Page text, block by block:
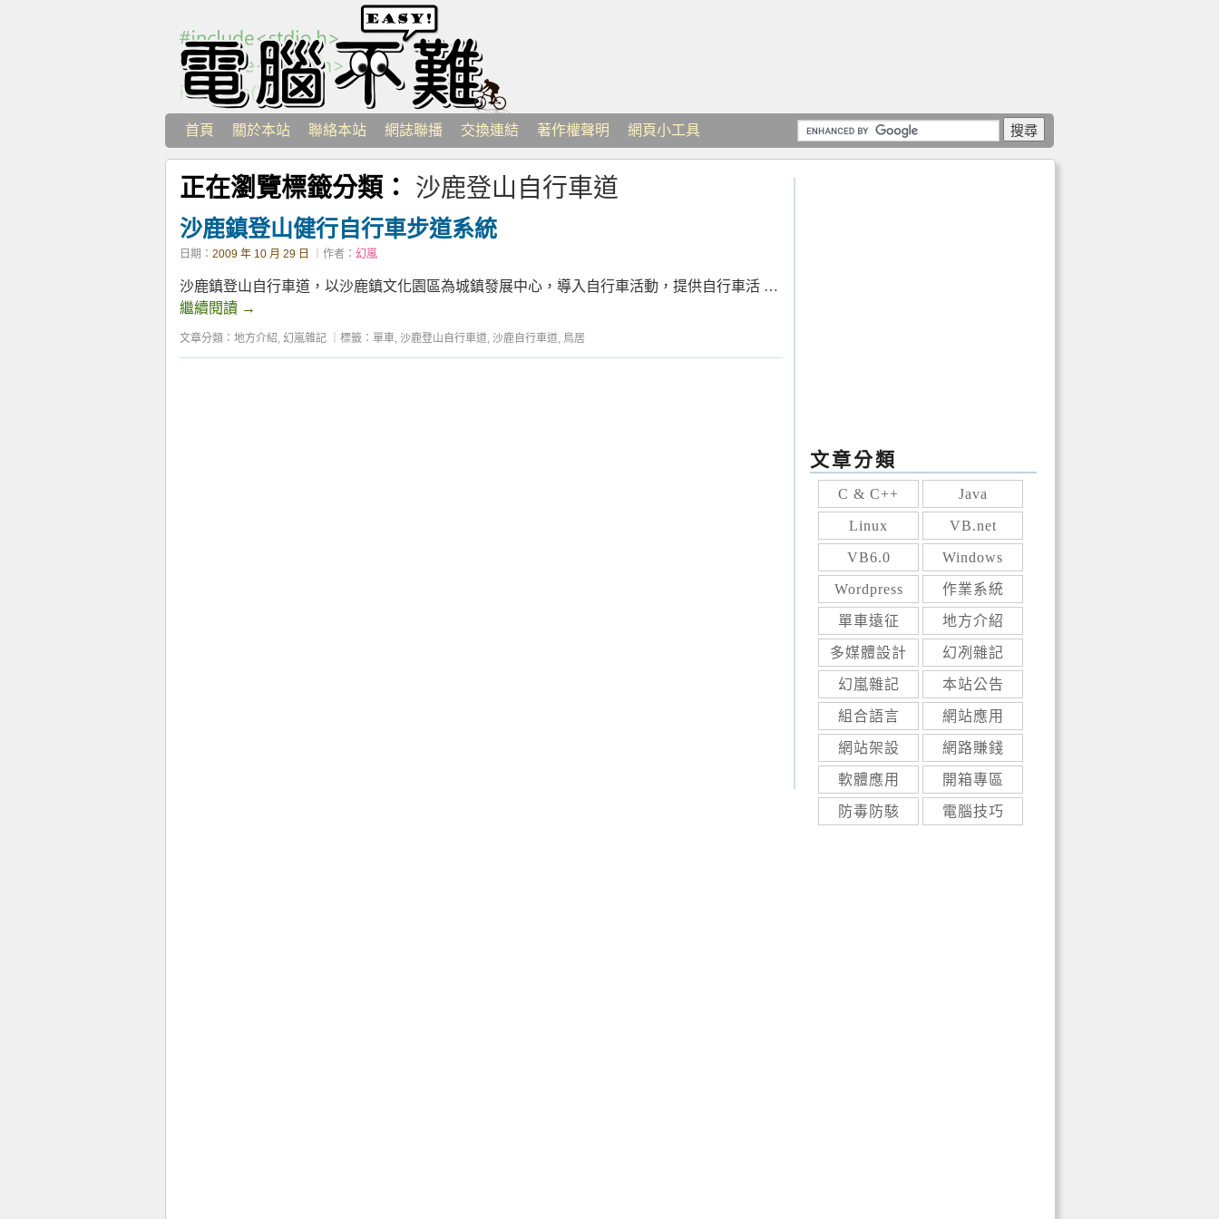
首頁 關於本站 聯絡本站 網誌聯播 交換連結 著作權聲明 網頁小工具
正在瀏覽標籤分類： 沙鹿登山自行車道
沙鹿鎮登山健行自行車步道系統
日期： 2009 年 10 月 29 日 ｜作者： 幻嵐
沙鹿鎮登山自行車道，以沙鹿鎮文化園區為城鎮發展中心，導入自行車活動，提供自行車活 …
繼續閱讀 →
文章分類： 地方介紹, 幻嵐雜記 標籤： 單車, 沙鹿登山自行車道, 沙鹿自行車道, 鳥居
文章分類
C & C++ Java
Linux VB.net
VB6.0 Windows
Wordpress 作業系統
單車遠征 地方介紹
多媒體設計 幻冽雜記
幻嵐雜記 本站公告
組合語言 網站應用
網站架設 網路賺錢
軟體應用 開箱專區
防毒防駭 電腦技巧